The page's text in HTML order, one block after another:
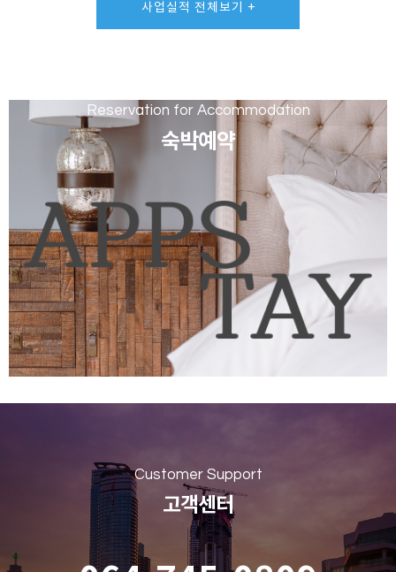
사업실적 전체보기 +
Reservation for Accommodation
숙박예약
Customer Support
고객센터